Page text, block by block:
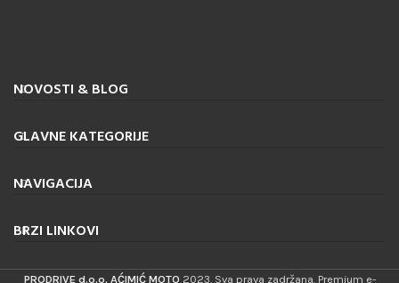
NOVOSTI & BLOG
GLAVNE KATEGORIJE
NAVIGACIJA
BRZI LINKOVI
PRODRIVE d.o.o. AĆIMIĆ MOTO 2023. Sva prava zadržana. Premium e-